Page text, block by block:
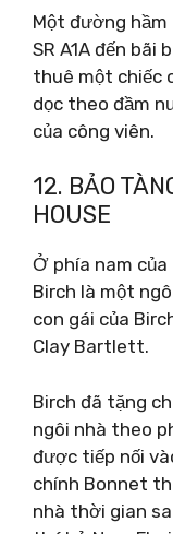
Một đường
SR A1A đến bãi
thuê một chiếc
dọc theo đầm
của công viên.
12. BẢO
HOUSE
Ở phía nam của
Birch là một
con gái của
Clay Bartlett.
Birch đã tặng
ngôi nhà theo
được tiếp nối
chính Bonnet
nhà thời gian